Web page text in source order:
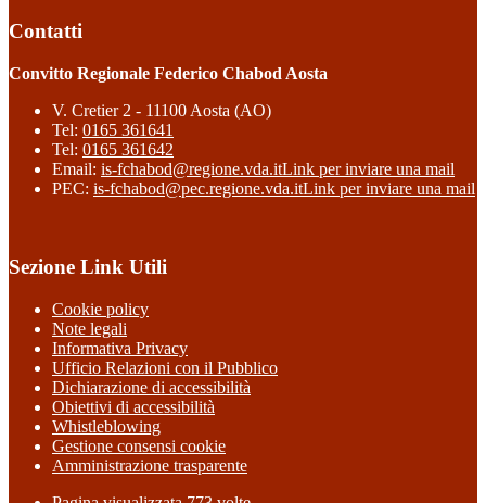
Contatti
Convitto Regionale Federico Chabod Aosta
V. Cretier 2 - 11100 Aosta (AO)
Tel: 0165 361641
Tel: 0165 361642
Email: is-fchabod@regione.vda.itLink per inviare una mail
PEC: is-fchabod@pec.regione.vda.itLink per inviare una mail
Sezione Link Utili
Cookie policy
Note legali
Informativa Privacy
Ufficio Relazioni con il Pubblico
Dichiarazione di accessibilità
Obiettivi di accessibilità
Whistleblowing
Gestione consensi cookie
Amministrazione trasparente